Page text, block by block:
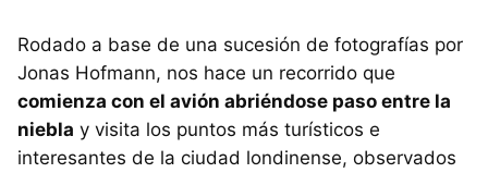
Rodado a base de una sucesión de fotografías por
Jonas Hofmann, nos hace un recorrido que
comienza con el avión abriéndose paso entre la
niebla y visita los puntos más turísticos e
interesantes de la ciudad londinense, observados